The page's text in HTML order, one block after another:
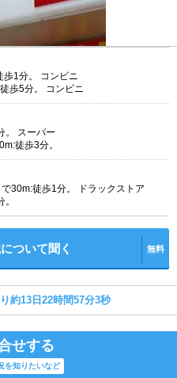
1分。 コンビニ
歩5分。 コンビニ
。 スーパー
徒歩3分。
30m:徒歩1分。 ドラックストア
ついて聞く 無料
約13日22時間57分2秒
せする
を知りたいなど